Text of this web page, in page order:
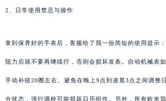
2、日常使用禁忌与操作
拿到保养好的手表后，客服给了我一份简短的使用提示
阻力后就不要再继续拧，否则会损坏发条。自动机械表
手动补链20圈左右。避免在晚上9点到凌晨3点之间调整
合状态，强行调校可能损坏日历组件。另外，所有欧米